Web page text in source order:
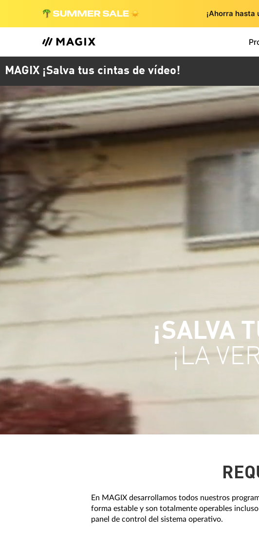
¡Ahorra hasta
MAGIX ¡Salva tus cintas de vídeo!
¡SALVA
¡LA
En MAGIX desarrollamos todos nuestros
forma estable y son totalmente operables
panel de control del sistema operativo.